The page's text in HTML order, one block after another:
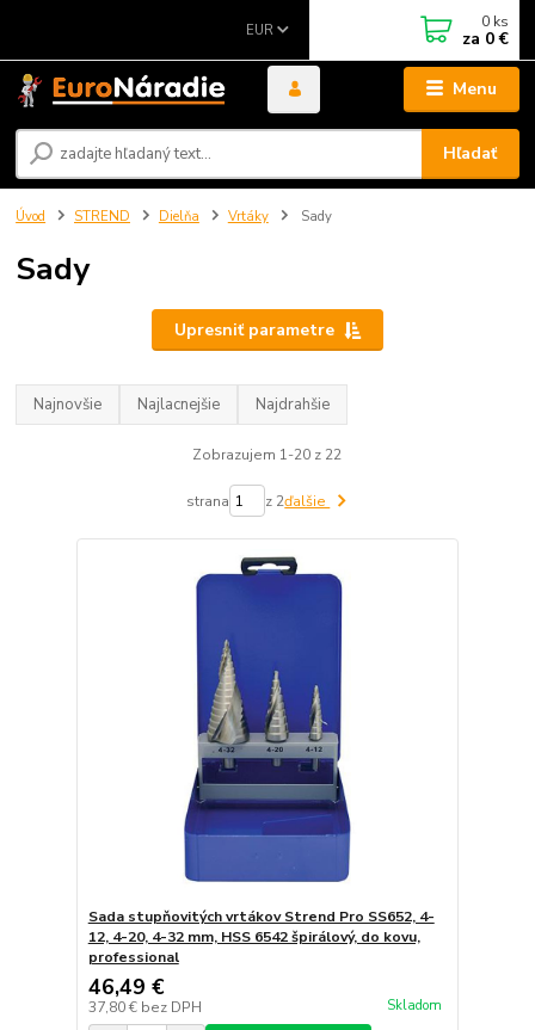
Menu
EUR
Hľadať
0 ks
za 0 €
Úvod STREND Dielňa Vrtáky Sady
Sady
Upresniť parametre
Najnovšie Najlacnejšie Najdrahšie
Zobrazujem 1-20 z 22
strana z 2ďalšie
Sada stupňovitých vrtákov Strend Pro SS652, 4-
12, 4-20, 4-32 mm, HSS 6542 špirálový, do kovu,
professional
46,49 €
37,80 € bez DPH Skladom